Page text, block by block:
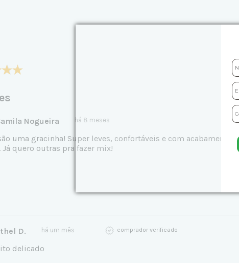
Nogueira há 8 meses
uma gracinha! Super leves, confortáveis e com acabamento
Já quero outras pra fazer mix!
D. há um mês comprador verificado
delicado